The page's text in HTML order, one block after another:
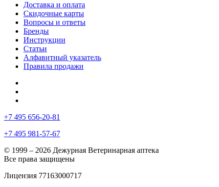
Доставка и оплата
Скидочные карты
Вопросы и ответы
Бренды
Инструкции
Статьи
Алфавитный указатель
Правила продажи
+7 495 656-20-81
+7 495 981-57-67
© 1999 – 2026 Дежурная Ветеринарная аптека
Все права защищены
Лицензия 77163000717